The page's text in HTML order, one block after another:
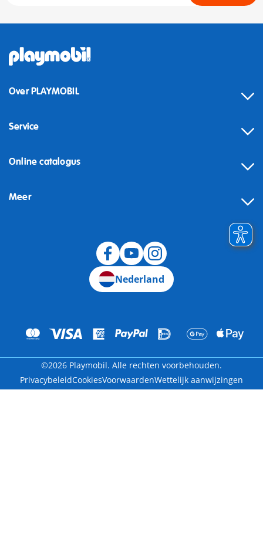
Over PLAYMOBIL
Service
Online catalogus
Meer
Nederland
©2026 Playmobil. Alle rechten voorbehouden.
PrivacybeleidCookiesVoorwaardenWettelijk aanwijzingen